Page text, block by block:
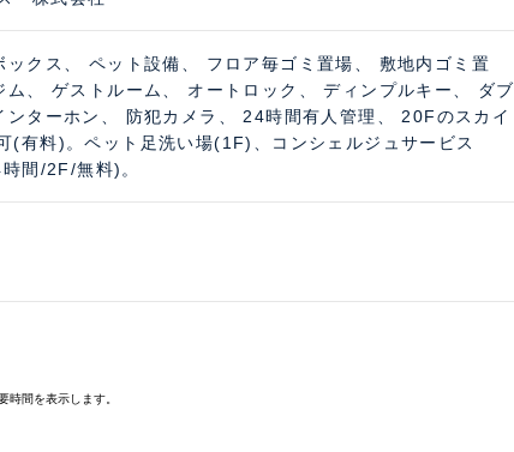
クス、 ペット設備、 フロア毎ゴミ置場、 敷地内ゴミ置
、 ゲストルーム、 オートロック、 ディンプルキー、 ダブ
ンターホン、 防犯カメラ、 24時間有人管理、 20Fのスカイ
(有料)。ペット足洗い場(1F)、コンシェルジュサービス
間/2F/無料)。
時間を表示します。